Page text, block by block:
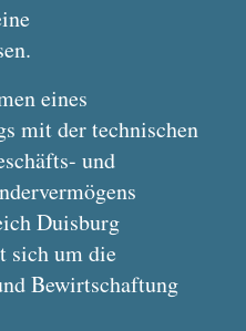
eines
mit der technischen
und
Duisburg
sich um die
Bewirtschaftung